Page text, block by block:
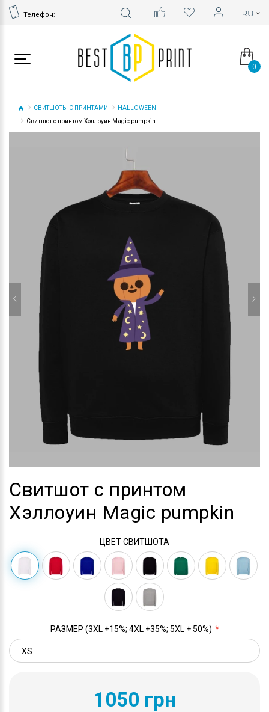
Телефон:
0
СВИТШОТЫ С ПРИНТАМИ
HALLOWEEN
Свитшот с принтом Хэллоуин Magic pumpkin
Свитшот с принтом
Хэллоуин Magic pumpkin
ЦВЕТ СВИТШОТА
РАЗМЕР (3XL +15%; 4XL +35%; 5XL + 50%)
1050 грн